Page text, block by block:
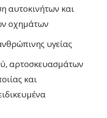
αυτοκινήτων και
οχημάτων
υγείας
αρτοσκευασμάτων
και